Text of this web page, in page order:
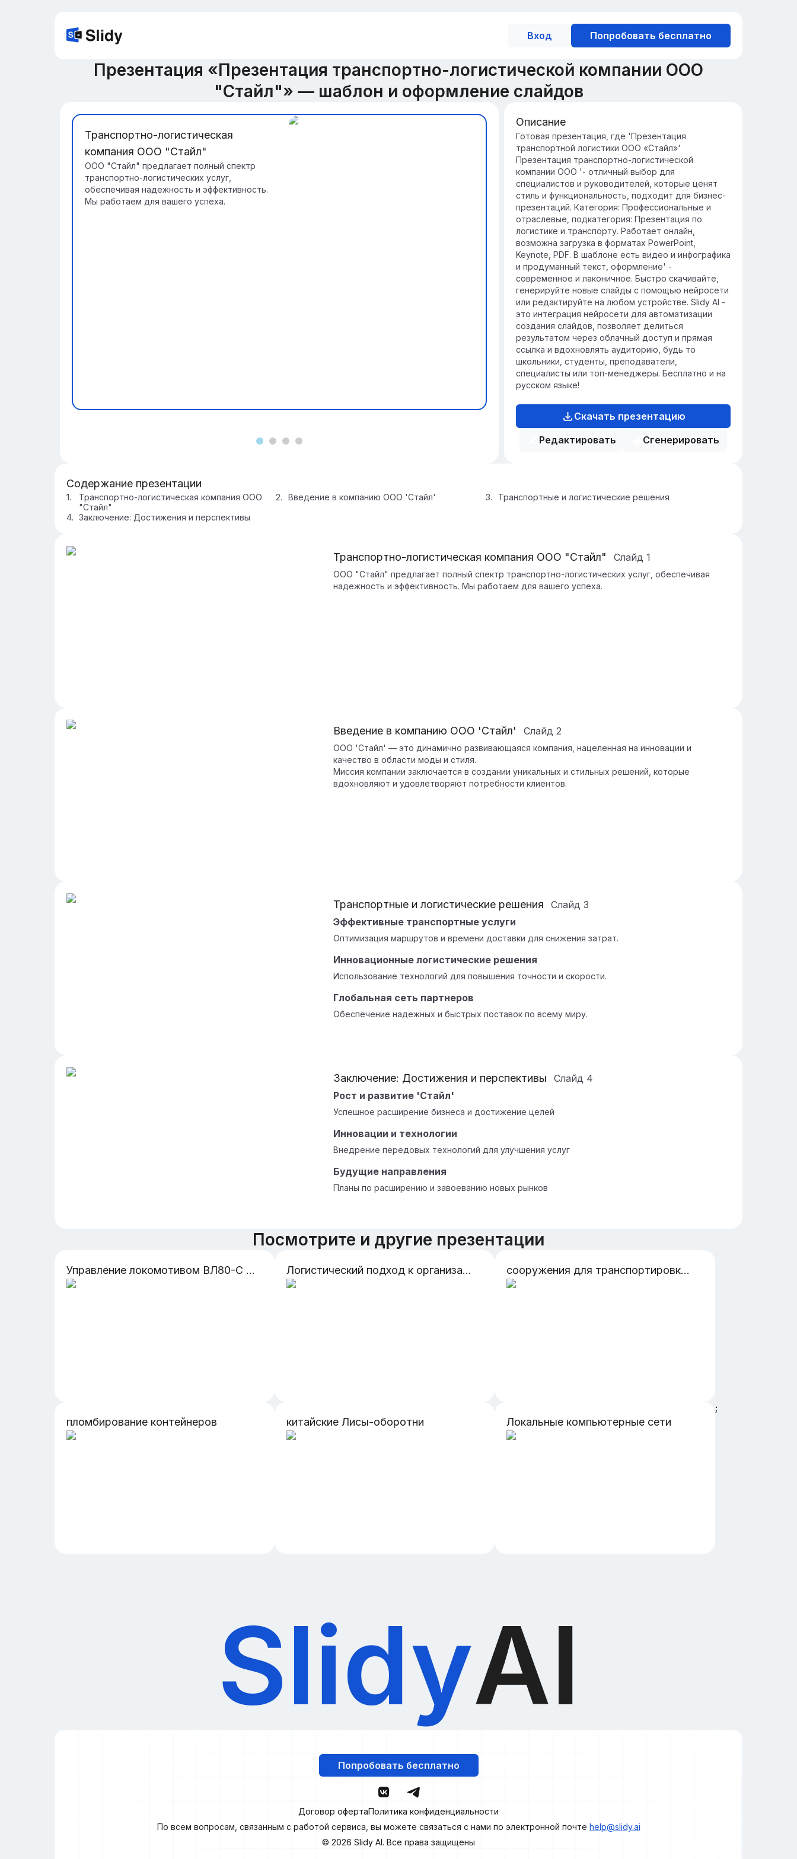
Вход Попробовать бесплатно
Презентация «Презентация транспортно-логистической компании ООО
"Стайл"» — шаблон и оформление слайдов
Транспортно-логистическая
компания ООО "Стайл"
ООО "Стайл" предлагает полный спектр
транспортно-логистических услуг,
обеспечивая надежность и эффективность.
Мы работаем для вашего успеха.
Введение в компанию ООО 'Стайл'
ООО 'Стайл' — это динамично
развивающаяся компания, нацеленная на
инновации и качество в области моды и
стиля.
Миссия компании заключается в создании
уникальных и стильных решений, которые
вдохновляют и удовлетворяют потребности
клиентов.
Описание
Готовая презентация, где 'Презентация
транспортной логистики ООО «Стайл»'
Презентация транспортно-логистической
компании ООО '- отличный выбор для
специалистов и руководителей, которые ценят
стиль и функциональность, подходит для бизнес-
презентаций. Категория: Профессиональные и
отраслевые, подкатегория: Презентация по
логистике и транспорту. Работает онлайн,
возможна загрузка в форматах PowerPoint,
Keynote, PDF. В шаблоне есть видео и инфографика
и продуманный текст, оформление' -
современное и лаконичное. Быстро скачивайте,
генерируйте новые слайды с помощью нейросети
или редактируйте на любом устройстве. Slidy AI -
это интеграция нейросети для автоматизации
создания слайдов, позволяет делиться
результатом через облачный доступ и прямая
ссылка и вдохновлять аудиторию, будь то
школьники, студенты, преподаватели,
специалисты или топ-менеджеры. Бесплатно и на
русском языке!
Скачать презентацию
Редактировать
Сгенерировать
Содержание презентации
Транспортно-логистическая компания ООО
"Стайл"
Введение в компанию ООО 'Стайл'
Транспортные и логистические решения
Заключение: Достижения и перспективы
Транспортно-логистическая компания ООО "Стайл" Слайд 1
ООО "Стайл" предлагает полный спектр транспортно-логистических услуг, обеспечивая
надежность и эффективность. Мы работаем для вашего успеха.
Введение в компанию ООО 'Стайл' Слайд 2
ООО 'Стайл' — это динамично развивающаяся компания, нацеленная на инновации и
качество в области моды и стиля.
Миссия компании заключается в создании уникальных и стильных решений, которые
вдохновляют и удовлетворяют потребности клиентов.
Транспортные и логистические решения Слайд 3
Эффективные транспортные услуги
Оптимизация маршрутов и времени доставки для снижения затрат.
Инновационные логистические решения
Использование технологий для повышения точности и скорости.
Глобальная сеть партнеров
Обеспечение надежных и быстрых поставок по всему миру.
Заключение: Достижения и перспективы Слайд 4
Рост и развитие 'Стайл'
Успешное расширение бизнеса и достижение целей
Инновации и технологии
Внедрение передовых технологий для улучшения услуг
Будущие направления
Планы по расширению и завоеванию новых рынков
Посмотрите и другие презентации
Управление локомотивом ВЛ80-С по участкам Алтайского отделения. Рама тележки электровоза ВЛ80-С Логистический подход к организации снабжения . Критерии выбора поставщиков сооружения для транспортировки и распределение воды
пломбирование контейнеров китайские Лисы-оборотни Локальные компьютерные сети
;
SlidyAI
Попробовать бесплатно
Договор офертаПолитика конфиденциальности
По всем вопросам, связанным с работой сервиса, вы можете связаться с нами по электронной почте help@slidy.ai
© 2026 Slidy AI. Все права защищены